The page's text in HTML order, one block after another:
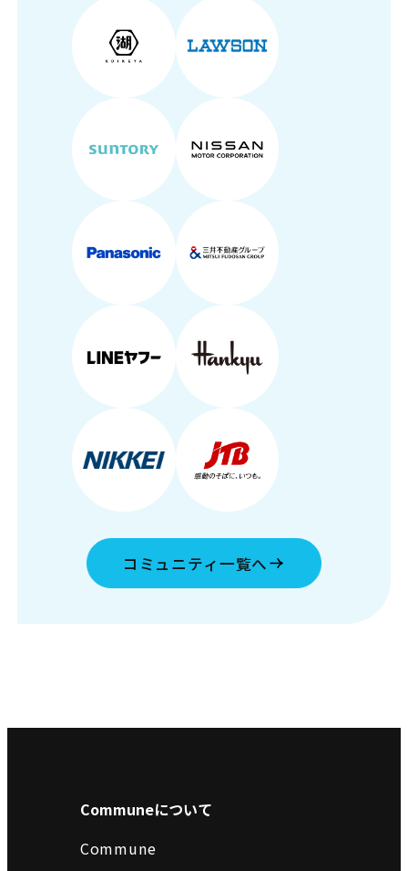
コミュニティ一覧へ
Communeについて
Commune